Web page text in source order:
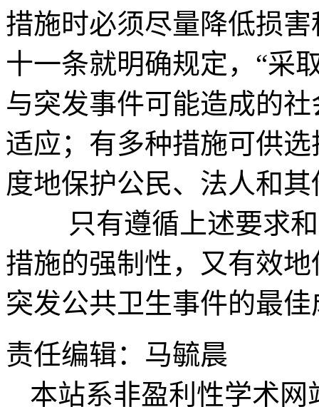
措施时必须尽量降低损
十一条就明确规定，“采
与突发事件可能造成的
适应；有多种措施可供
度地保护公民、法人和
只有遵循上述要求和
措施的强制性，又有效
突发公共卫生事件的最佳
责任编辑：马毓晨
本站系非盈利性学术